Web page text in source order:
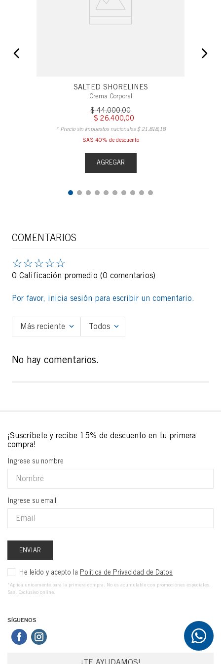
SALTED SHORELINES
Crema Corporal
$ 44.000,00
$ 26.400,00
* Precio sin impuestos nacionales $ 21 818, 18
SAS 40% de descuento
AGREGAR
COMENTARIOS
☆☆☆☆☆
0 Calificación promedio (0 comentarios)
Por favor, inicia sesión para escribir un comentario.
Más reciente Todos
No hay comentarios.
Ingrese su nombre
Ingrese su email
ENVIAR
He leído y acepto la Política de Privacidad de Datos
*Aplica unicamente para la primera compra. No es acumulable con promociones especiales,
Sas. Exclusivo online.
SÍGUENOS